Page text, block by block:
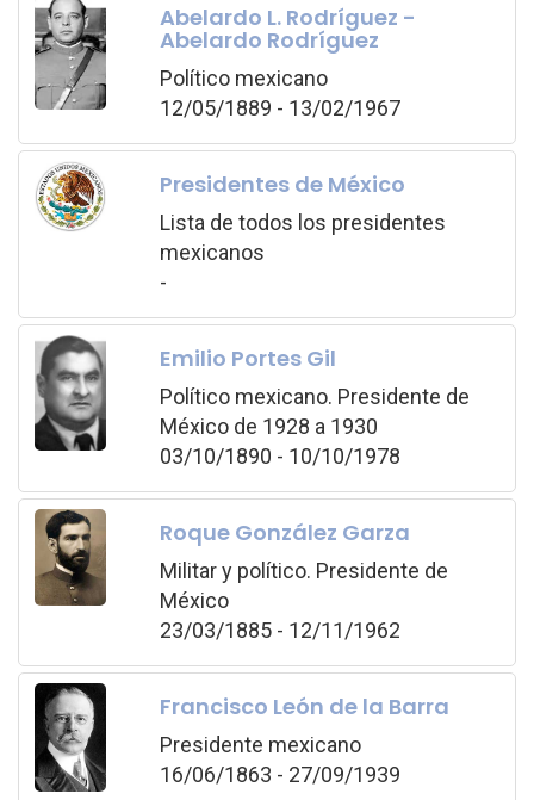
Abelardo L. Rodríguez -
Abelardo Rodríguez
Político mexicano
12/05/1889 - 13/02/1967
Presidentes de México
Lista de todos los presidentes
mexicanos
-
Emilio Portes Gil
Político mexicano. Presidente de
México de 1928 a 1930
03/10/1890 - 10/10/1978
Roque González Garza
Militar y político. Presidente de
México
23/03/1885 - 12/11/1962
Francisco León de la Barra
Presidente mexicano
16/06/1863 - 27/09/1939